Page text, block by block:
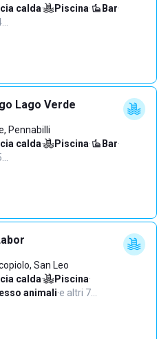
calda· Piscina· Bar·
Lago Verde
Pennabilli
calda· Piscina· Bar·
San Leo
calda· Piscina·
animali·e altri 7…